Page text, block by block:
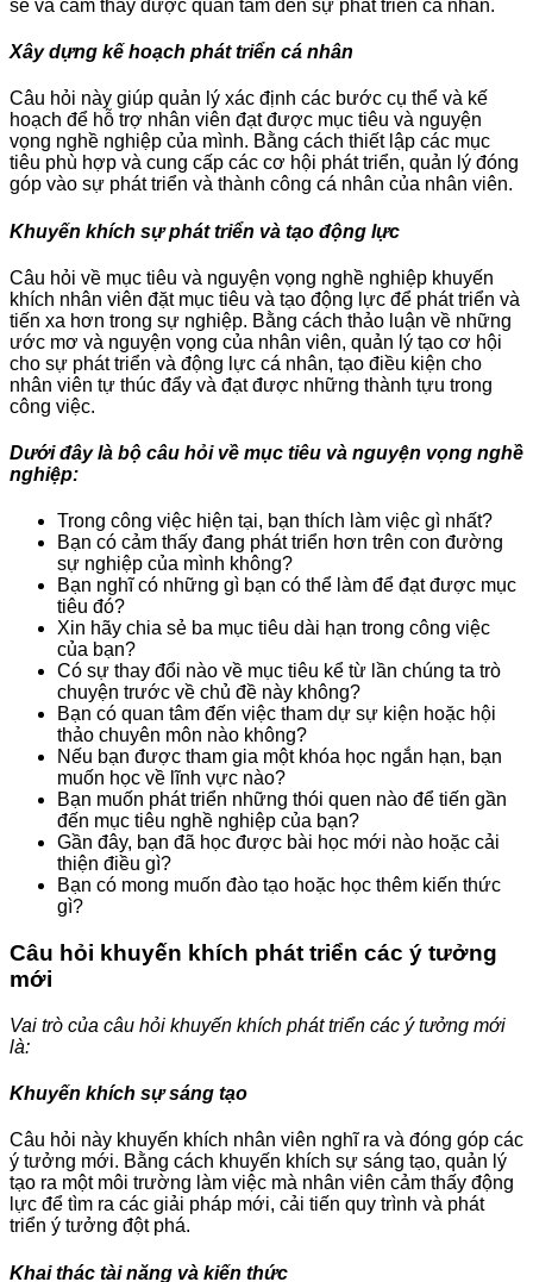
sẻ và cảm thấy được quan tâm đến sự phát triển cá nhân.
Xây dựng kế hoạch phát triển cá nhân
Câu hỏi này giúp quản lý xác định các bước cụ thể và kế
hoạch để hỗ trợ nhân viên đạt được mục tiêu và nguyện
vọng nghề nghiệp của mình. Bằng cách thiết lập các mục
tiêu phù hợp và cung cấp các cơ hội phát triển, quản lý đóng
góp vào sự phát triển và thành công cá nhân của nhân viên.
Khuyến khích sự phát triển và tạo động lực
Câu hỏi về mục tiêu và nguyện vọng nghề nghiệp khuyến
khích nhân viên đặt mục tiêu và tạo động lực để phát triển và
tiến xa hơn trong sự nghiệp. Bằng cách thảo luận về những
ước mơ và nguyện vọng của nhân viên, quản lý tạo cơ hội
cho sự phát triển và động lực cá nhân, tạo điều kiện cho
nhân viên tự thúc đẩy và đạt được những thành tựu trong
công việc.
Dưới đây là bộ câu hỏi về mục tiêu và nguyện vọng nghề
nghiệp:
Trong công việc hiện tại, bạn thích làm việc gì nhất?
Bạn có cảm thấy đang phát triển hơn trên con đường
sự nghiệp của mình không?
Bạn nghĩ có những gì bạn có thể làm để đạt được mục
tiêu đó?
Xin hãy chia sẻ ba mục tiêu dài hạn trong công việc
của bạn?
Có sự thay đổi nào về mục tiêu kể từ lần chúng ta trò
chuyện trước về chủ đề này không?
Bạn có quan tâm đến việc tham dự sự kiện hoặc hội
thảo chuyên môn nào không?
Nếu bạn được tham gia một khóa học ngắn hạn, bạn
muốn học về lĩnh vực nào?
Bạn muốn phát triển những thói quen nào để tiến gần
đến mục tiêu nghề nghiệp của bạn?
Gần đây, bạn đã học được bài học mới nào hoặc cải
thiện điều gì?
Bạn có mong muốn đào tạo hoặc học thêm kiến thức
gì?
Câu hỏi khuyến khích phát triển các ý tưởng
mới
Vai trò của câu hỏi khuyến khích phát triển các ý tưởng mới
là:
Khuyến khích sự sáng tạo
Câu hỏi này khuyến khích nhân viên nghĩ ra và đóng góp các
ý tưởng mới. Bằng cách khuyến khích sự sáng tạo, quản lý
tạo ra một môi trường làm việc mà nhân viên cảm thấy động
lực để tìm ra các giải pháp mới, cải tiến quy trình và phát
triển ý tưởng đột phá.
Khai thác tài năng và kiến thức